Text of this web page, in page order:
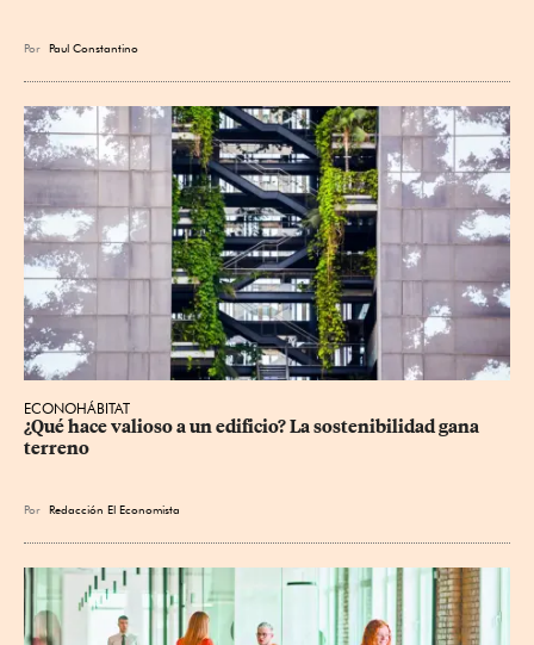
Por Paul Constantino
ECONOHÁBITAT
¿Qué hace valioso a un edificio? La sostenibilidad gana
terreno
Por Redacción El Economista